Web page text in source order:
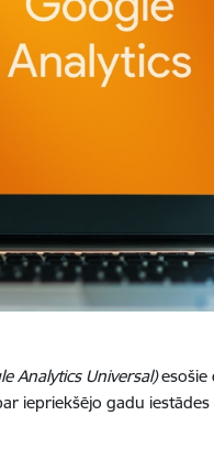
Analytics Universal)esošie
iepriekšējo gadu iestādes